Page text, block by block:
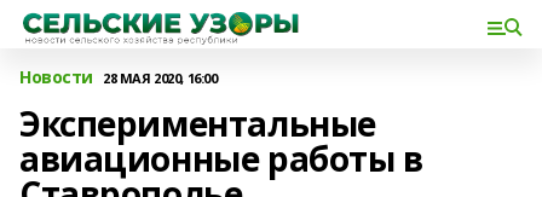
Новости 28 МАЯ 2020, 16:00
Экспериментальные
авиационные работы в